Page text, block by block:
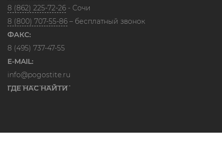
8 (862) 225-72-26 - Сочи
8 (800) 707-55-86 – бесплатный звонок
ФАКС:
8 (495) 737-47-55
E-MAIL:
info@pogostite.ru
ГДЕ НАС НАЙТИ